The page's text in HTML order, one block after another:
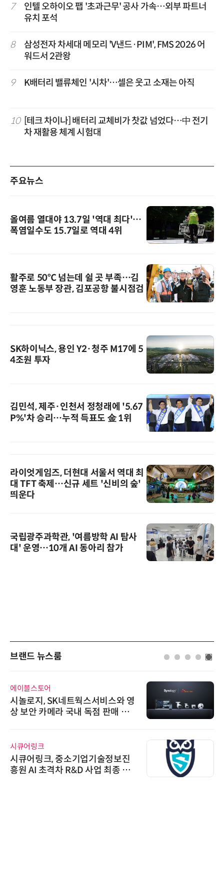
7
인텔 오하이오 팹 '초과근무' 공사 가속…외부 파트너
유치 포석
8
삼성전자 차세대 메모리 'V낸드·PIM', FMS 2026 어
워드서 2관왕
9 K배터리 밸류체인 '시차'…셀은 웃고 소재는 아직
10
[테크 차이나] 배터리 교체비가 찻값 넘었다…中 전기
차 재활용 체계 시험대
주요뉴스
올여름 열대야 13.7일 '역대 최다'…
폭염일수도 15.7일로 역대 4위
활주로 50℃ 넘는데 쉴 곳 부족…김
영훈 노동부 장관, 김포공항 불시점검
SK하이닉스, 용인 Y2·청주 M17에 5
4조원 투자
김민석, 제주·인천서 정청래에 '5.67
P%'차 승리…누적 득표도 金 1위
라이엇게임즈, 더현대 서울서 역대 최
대 TFT 축제…신규 세트 '신비의 숲'
띄운다
국립광주과학관, '여름방학 AI 탐사
대' 운영…10개 AI 동아리 참가
브랜드 뉴스룸
에이블스토어
시놀로지, SK네트웍스서비스와 영
상 보안 카메라 국내 독점 판매 파
시큐어링크
시큐어링크, 중소기업기술정보진
흥원 AI 초격차 R&D 사업 최종 선